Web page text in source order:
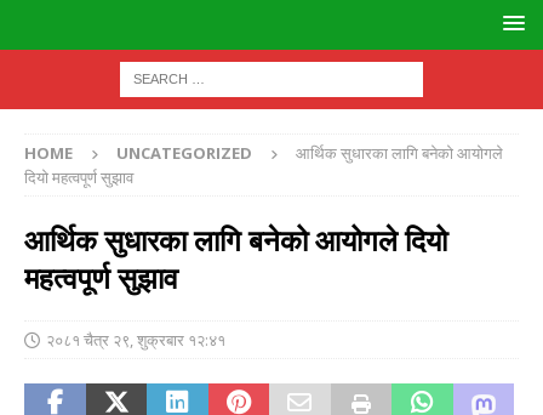
HOME UNCATEGORIZED
आर्थिक सुधारका लागि बनेको आयोगले
दियो महत्वपूर्ण सुझाव
आर्थिक सुधारका लागि बनेको आयोगले दियो
महत्वपूर्ण सुझाव
२०८१ चैत्र २९, शुक्रबार १२:४१